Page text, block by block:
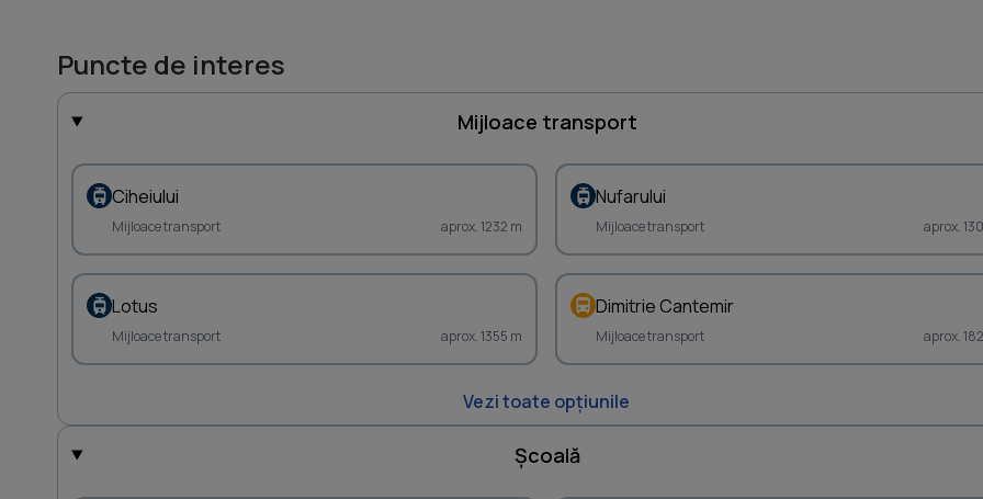
Puncte de interes
Mijloace transport
Ciheiului
Mijloace transport aprox. 1232 m
Nufarului
Mijloace transport aprox.
Lotus
Mijloace transport aprox. 1355 m
Dimitrie Cantemir
Mijloace transport aprox.
Vezi toate opțiunile
Școală